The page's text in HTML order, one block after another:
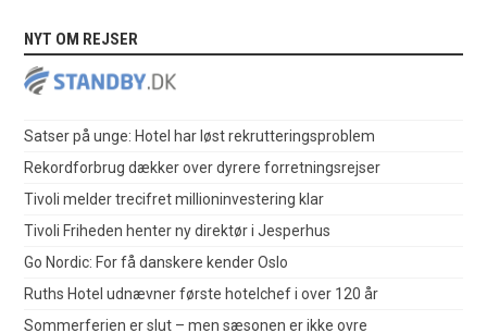
NYT OM REJSER
Satser på unge: Hotel har løst rekrutteringsproblem
Rekordforbrug dækker over dyrere forretningsrejser
Tivoli melder trecifret millioninvestering klar
Tivoli Friheden henter ny direktør i Jesperhus
Go Nordic: For få danskere kender Oslo
Ruths Hotel udnævner første hotelchef i over 120 år
Sommerferien er slut – men sæsonen er ikke ovre